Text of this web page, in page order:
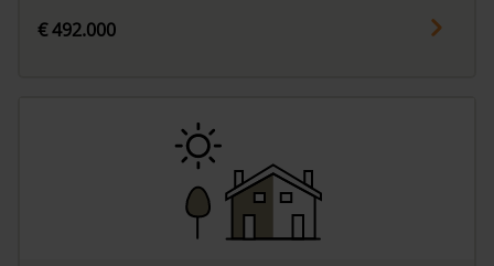
€ 492.000